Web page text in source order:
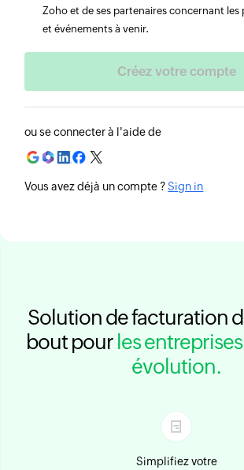
Solution de facturation
bout pour les
évolution.
Simplifiez votre
Zoho et de ses partenaires concernant les
et événements à venir.
ou se connecter à l'aide de
Vous avez déjà un compte ?Sign in